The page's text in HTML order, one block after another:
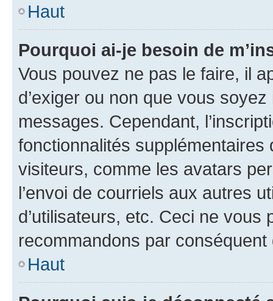
Haut
Pourquoi ai-je besoin de
Vous pouvez ne pas le faire, il
d’exiger ou non que vous
messages. Cependant,
fonctionnalités
visiteurs, comme les avatars
l’envoi de courriels aux autres
d’utilisateurs, etc. Ceci ne vous
recommandons par conséquent
Haut